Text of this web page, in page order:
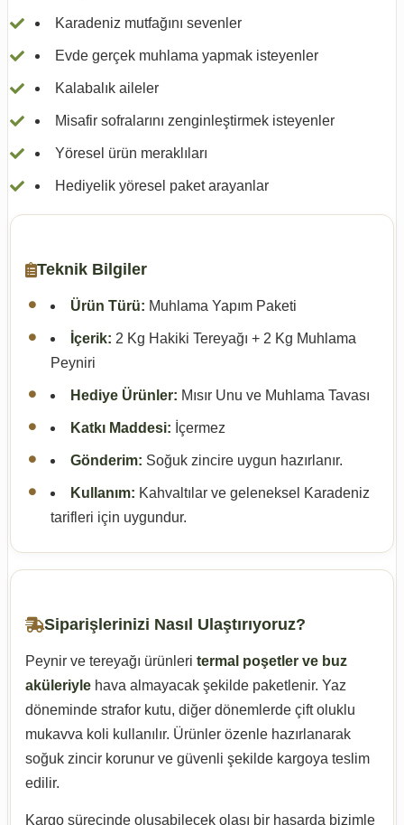
Karadeniz mutfağını sevenler
Evde gerçek muhlama yapmak isteyenler
Kalabalık aileler
Misafir sofralarını zenginleştirmek isteyenler
Yöresel ürün meraklıları
Hediyelik yöresel paket arayanlar
Teknik Bilgiler
Ürün Türü: Muhlama Yapım Paketi
İçerik: 2 Kg Hakiki Tereyağı + 2 Kg Muhlama
Peyniri
Hediye Ürünler: Mısır Unu ve Muhlama Tavası
Katkı Maddesi: İçermez
Gönderim: Soğuk zincire uygun hazırlanır.
Kullanım: Kahvaltılar ve geleneksel Karadeniz
tarifleri için uygundur.
Siparişlerinizi Nasıl Ulaştırıyoruz?
Peynir ve tereyağı ürünleri termal poşetler ve buz
aküleriyle hava almayacak şekilde paketlenir. Yaz
döneminde strafor kutu, diğer dönemlerde çift oluklu
mukavva koli kullanılır. Ürünler özenle hazırlanarak
soğuk zincir korunur ve güvenli şekilde kargoya teslim
edilir.
Kargo sürecinde oluşabilecek olası bir hasarda bizimle